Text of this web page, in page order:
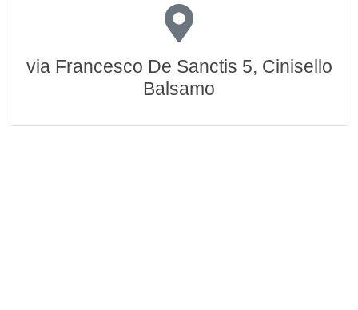
via Francesco De Sanctis 5, Cinisello
Balsamo